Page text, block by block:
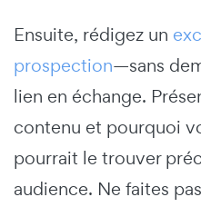
Ensuite, rédigez un
prospection—sans
lien en échange.
contenu et pourquoi
pourrait le trouver
audience. Ne faites